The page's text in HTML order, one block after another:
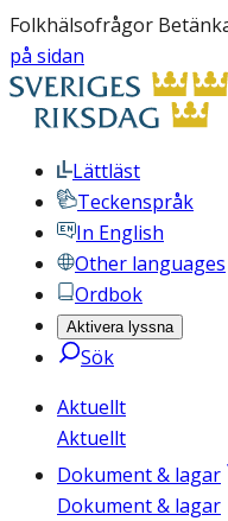
Folkhälsofrågor
på sidan
Lättläst
Teckenspråk
In English
Other languages
Ordbok
Aktivera lyssna
Sök
Aktuellt
Aktuellt
Dokument & lagar
Dokument & lagar